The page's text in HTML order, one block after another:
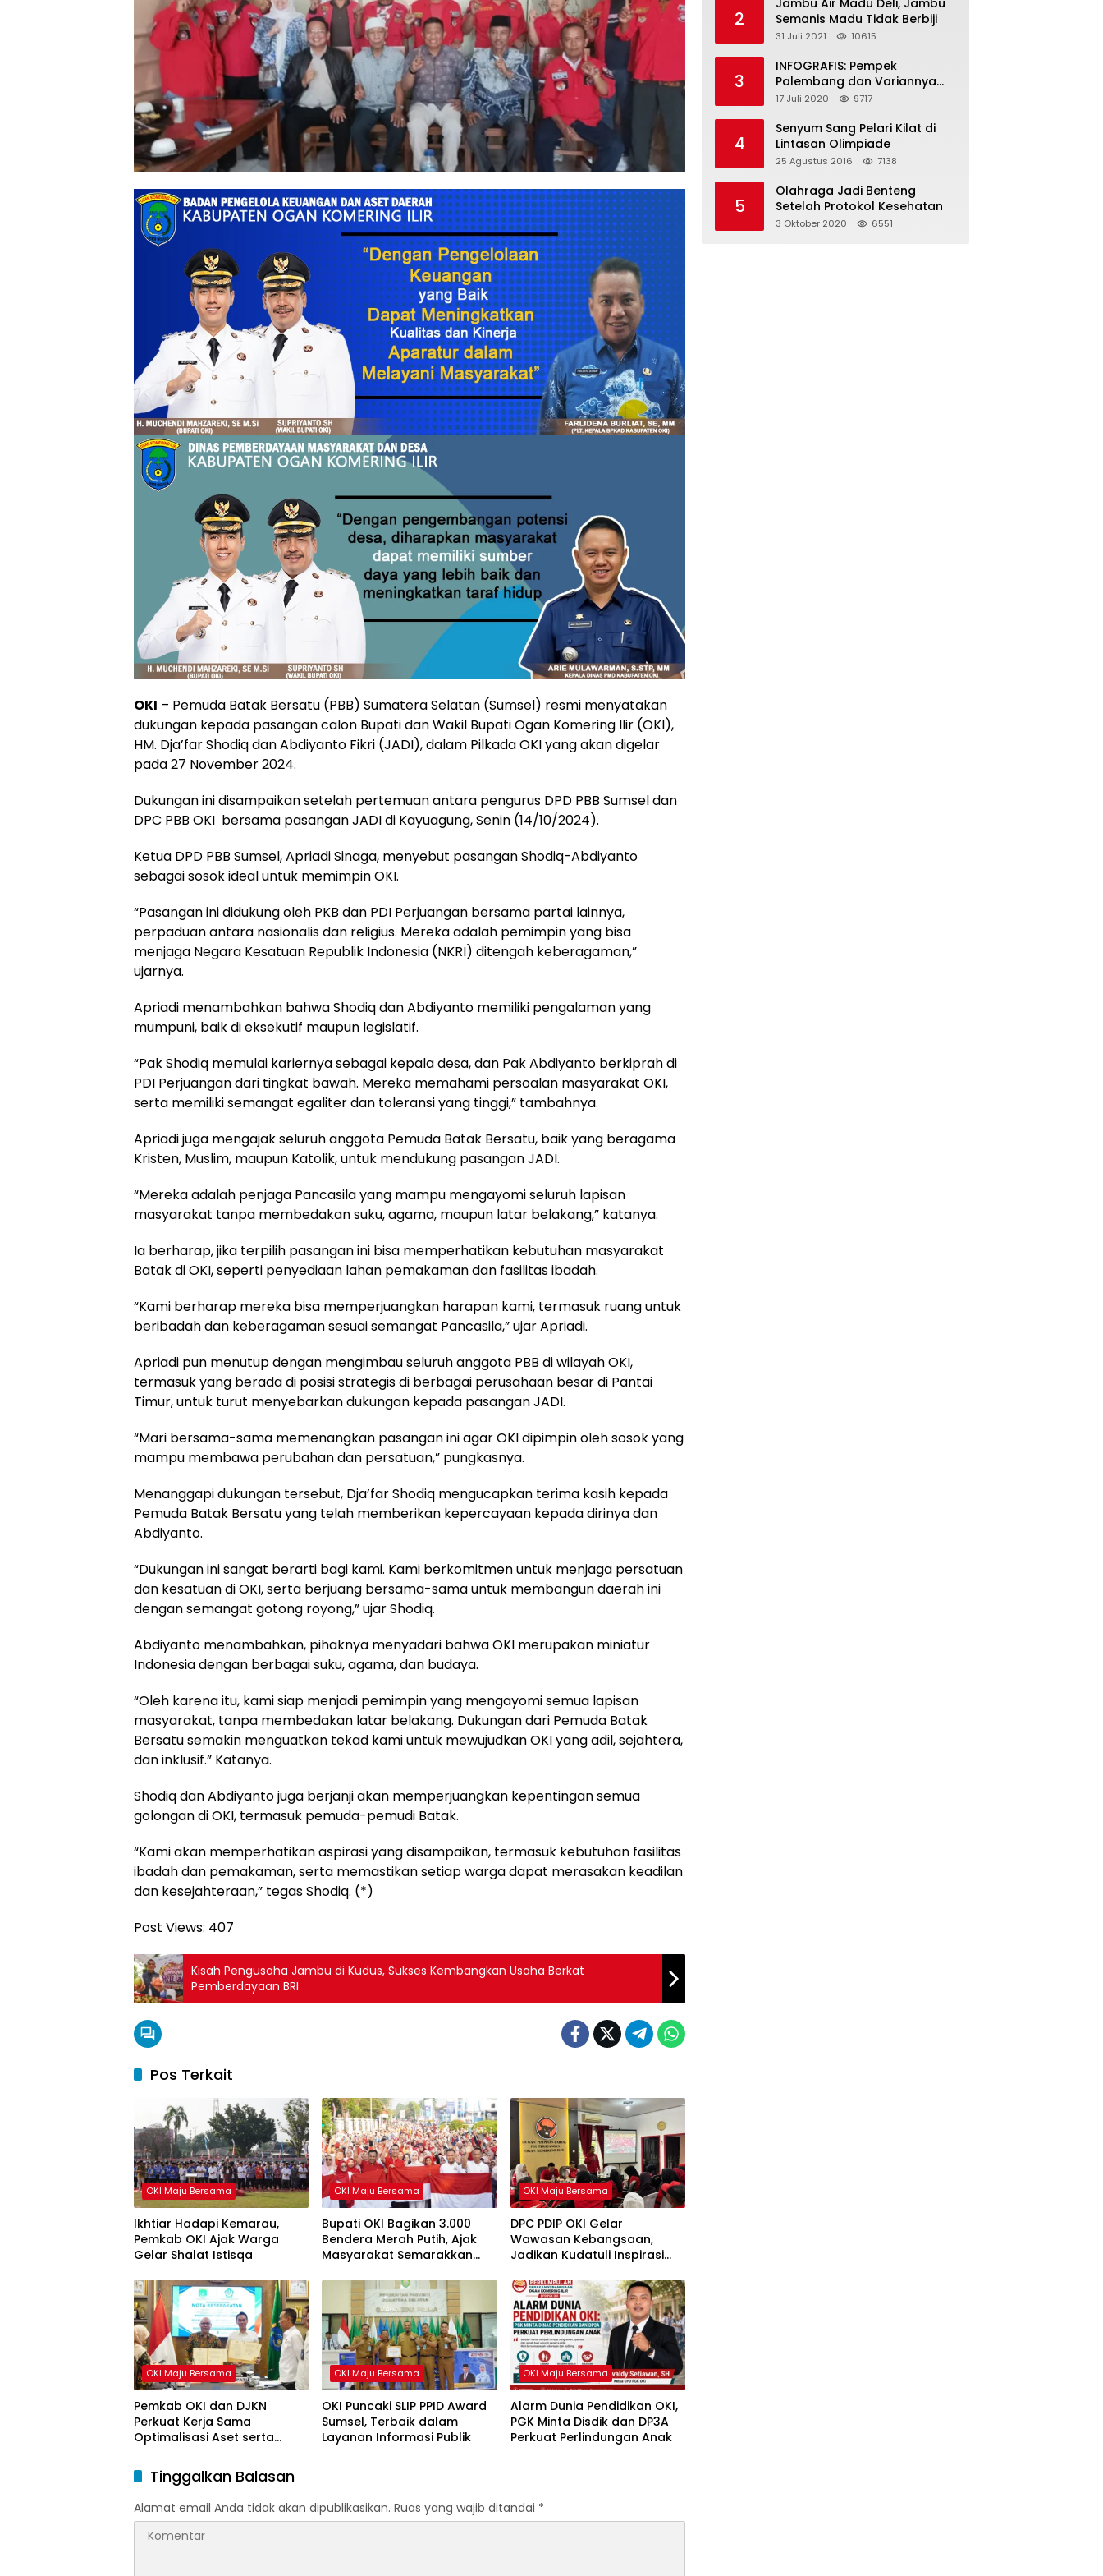
OKI – Pemuda Batak Bersatu (PBB) Sumatera Selatan (Sumsel) resmi menyatakan
dukungan kepada pasangan calon Bupati dan Wakil Bupati Ogan Komering Ilir (OKI),
HM. Dja’far Shodiq dan Abdiyanto Fikri (JADI), dalam Pilkada OKI yang akan digelar
pada 27 November 2024.
Dukungan ini disampaikan setelah pertemuan antara pengurus DPD PBB Sumsel dan
DPC PBB OKI bersama pasangan JADI di Kayuagung, Senin (14/10/2024).
Ketua DPD PBB Sumsel, Apriadi Sinaga, menyebut pasangan Shodiq-Abdiyanto
sebagai sosok ideal untuk memimpin OKI.
“Pasangan ini didukung oleh PKB dan PDI Perjuangan bersama partai lainnya,
perpaduan antara nasionalis dan religius. Mereka adalah pemimpin yang bisa
menjaga Negara Kesatuan Republik Indonesia (NKRI) ditengah keberagaman,”
ujarnya.
Apriadi menambahkan bahwa Shodiq dan Abdiyanto memiliki pengalaman yang
mumpuni, baik di eksekutif maupun legislatif.
“Pak Shodiq memulai kariernya sebagai kepala desa, dan Pak Abdiyanto berkiprah di
PDI Perjuangan dari tingkat bawah. Mereka memahami persoalan masyarakat OKI,
serta memiliki semangat egaliter dan toleransi yang tinggi,” tambahnya.
Apriadi juga mengajak seluruh anggota Pemuda Batak Bersatu, baik yang beragama
Kristen, Muslim, maupun Katolik, untuk mendukung pasangan JADI.
“Mereka adalah penjaga Pancasila yang mampu mengayomi seluruh lapisan
masyarakat tanpa membedakan suku, agama, maupun latar belakang,” katanya.
Ia berharap, jika terpilih pasangan ini bisa memperhatikan kebutuhan masyarakat
Batak di OKI, seperti penyediaan lahan pemakaman dan fasilitas ibadah.
“Kami berharap mereka bisa memperjuangkan harapan kami, termasuk ruang untuk
beribadah dan keberagaman sesuai semangat Pancasila,” ujar Apriadi.
Apriadi pun menutup dengan mengimbau seluruh anggota PBB di wilayah OKI,
termasuk yang berada di posisi strategis di berbagai perusahaan besar di Pantai
Timur, untuk turut menyebarkan dukungan kepada pasangan JADI.
“Mari bersama-sama memenangkan pasangan ini agar OKI dipimpin oleh sosok yang
mampu membawa perubahan dan persatuan,” pungkasnya.
Menanggapi dukungan tersebut, Dja’far Shodiq mengucapkan terima kasih kepada
Pemuda Batak Bersatu yang telah memberikan kepercayaan kepada dirinya dan
Abdiyanto.
“Dukungan ini sangat berarti bagi kami. Kami berkomitmen untuk menjaga persatuan
dan kesatuan di OKI, serta berjuang bersama-sama untuk membangun daerah ini
dengan semangat gotong royong,” ujar Shodiq.
Abdiyanto menambahkan, pihaknya menyadari bahwa OKI merupakan miniatur
Indonesia dengan berbagai suku, agama, dan budaya.
“Oleh karena itu, kami siap menjadi pemimpin yang mengayomi semua lapisan
masyarakat, tanpa membedakan latar belakang. Dukungan dari Pemuda Batak
Bersatu semakin menguatkan tekad kami untuk mewujudkan OKI yang adil, sejahtera,
dan inklusif.” Katanya.
Shodiq dan Abdiyanto juga berjanji akan memperjuangkan kepentingan semua
golongan di OKI, termasuk pemuda-pemudi Batak.
“Kami akan memperhatikan aspirasi yang disampaikan, termasuk kebutuhan fasilitas
ibadah dan pemakaman, serta memastikan setiap warga dapat merasakan keadilan
dan kesejahteraan,” tegas Shodiq. (*)
Post Views: 407
Kisah Pengusaha Jambu di Kudus, Sukses Kembangkan Usaha Berkat
Pemberdayaan BRI
Pos Terkait
OKI Maju Bersama
Ikhtiar Hadapi Kemarau,
Pemkab OKI Ajak Warga
Gelar Shalat Istisqa
OKI Maju Bersama
Bupati OKI Bagikan 3.000
Bendera Merah Putih, Ajak
Masyarakat Semarakkan
OKI Maju Bersama
DPC PDIP OKI Gelar
Wawasan Kebangsaan,
Jadikan Kudatuli Inspirasi
OKI Maju Bersama
Pemkab OKI dan DJKN
Perkuat Kerja Sama
Optimalisasi Aset serta
OKI Maju Bersama
OKI Puncaki SLIP PPID Award
Sumsel, Terbaik dalam
Layanan Informasi Publik
OKI Maju Bersama
Alarm Dunia Pendidikan OKI,
PGK Minta Disdik dan DP3A
Perkuat Perlindungan Anak
Tinggalkan Balasan
Alamat email Anda tidak akan dipublikasikan. Ruas yang wajib ditandai *
2
Jambu Air Madu Deli, Jambu
Semanis Madu Tidak Berbiji
31 Juli 2021 10615
3
INFOGRAFIS: Pempek
Palembang dan Variannya
yang Melegenda
17 Juli 2020 9717
4
Senyum Sang Pelari Kilat di
Lintasan Olimpiade
25 Agustus 2016 7138
5
Olahraga Jadi Benteng
Setelah Protokol Kesehatan
3 Oktober 2020 6551